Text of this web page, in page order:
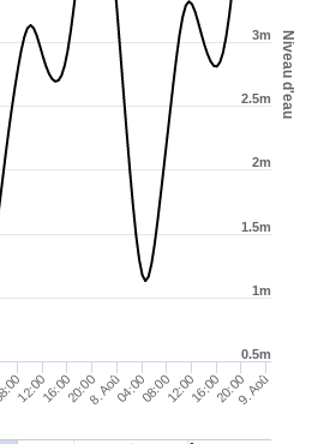
Niveau d'eau
12:0016:0020:008. Aoû04:0008:0012:0016:0020:009. Aoû
0.5m
1m
1.5m
2m
2.5m
3m